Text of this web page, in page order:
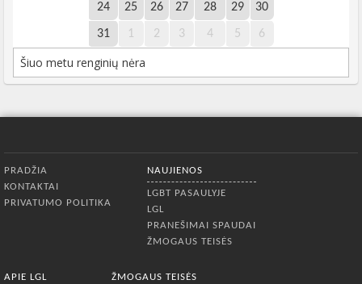
24 25 26 27 28 29 30
31 1 2 3 4 5 6
Šiuo metu renginių nėra
PRADŽIA
KONTAKTAI
PRIVATUMO POLITIKA
NAUJIENOS
LGBT PASAULYJE
LGL
PRANEŠIMAI SPAUDAI
ŽMOGAUS TEISĖS
APIE LGL ŽMOGAUS TEISĖS